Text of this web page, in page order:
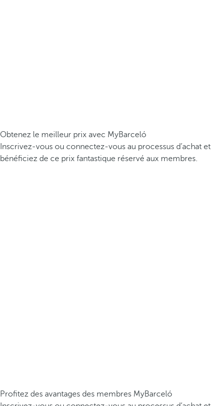
Obtenez le meilleur prix avec MyBarceló
Inscrivez-vous ou connectez-vous au processus d’achat et
bénéficiez de ce prix fantastique réservé aux membres.
Profitez des avantages des membres MyBarceló